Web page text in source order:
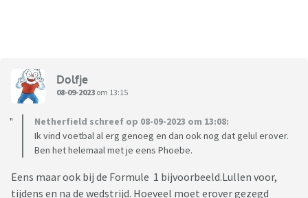
Dolfje
08-09-2023 om 13:15
Netherfield schreef op 08-09-2023 om 13:08:
Ik vind voetbal al erg genoeg en dan ook nog dat gelul erover.
Ben het helemaal met je eens Phoebe.
Eens maar ook bij de Formule 1 bijvoorbeeld.Lullen voor,
tijdens en na de wedstrijd. Hoeveel moet erover gezegd